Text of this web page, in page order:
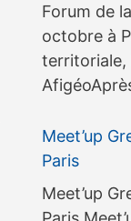
Forum de
octobre à
territoriale,
Meet’up
Paris
Meet’up